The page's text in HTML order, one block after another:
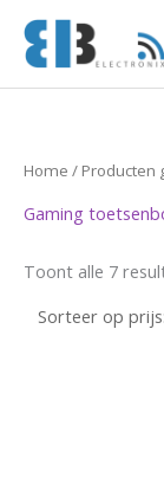
naar
inhoud
Home / Producten
Gaming
Toont alle 7